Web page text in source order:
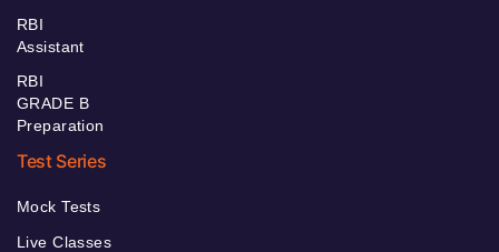
RBI
Assistant
RBI
GRADE B
Preparation
Test Series
Mock Tests
Live Classes